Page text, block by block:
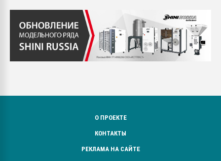
О ПРОЕКТЕ
КОНТАКТЫ
РЕКЛАМА НА САЙТЕ